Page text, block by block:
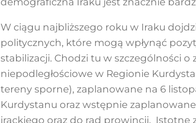
W ciągu najbliższego roku w Iraku
politycznych, które mogą wpłynąć
stabilizacji. Chodzi tu w szczególności
niepodległościowe w Regionie
tereny sporne), zaplanowane na 6
Kurdystanu oraz wstępnie
irackiego oraz do rad prowincji. Istotne